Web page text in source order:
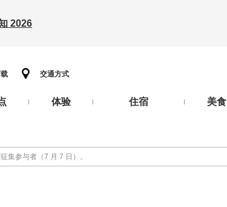
2026
交通方式
体验 住宿 美食
集参与者（7 月 7 日）。